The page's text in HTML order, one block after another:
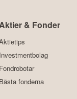
& Fonder
Investmentbolag
Fondrobotar
Bästa fonderna